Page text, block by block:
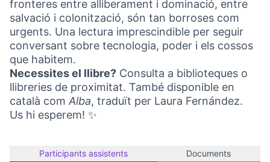
fronteres entre alliberament i dominació, entre
salvació i colonització, són tan borroses com
urgents. Una lectura imprescindible per seguir
conversant sobre tecnologia, poder i els cossos
que habitem.
Necessites el llibre? Consulta a biblioteques o
llibreries de proximitat. També disponible en
català com Alba, traduït per Laura Fernández.
Us hi esperem! ✨
Participants assistents Documents